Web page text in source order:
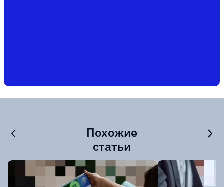
Похожие
статьи